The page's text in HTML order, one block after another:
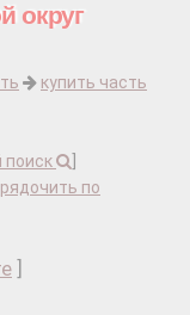
округ
купить часть
поиск
по